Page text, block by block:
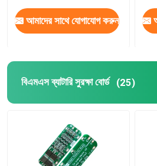
আমাদের সাথে যোগাযোগ করুন
বিএমএস ব্যাটারি সুরক্ষা বোর্ড (25)